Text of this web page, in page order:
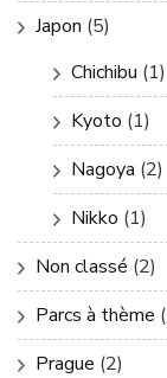
Japon (5)
Chichibu (1)
Kyoto (1)
Nagoya (2)
Nikko (1)
Non classé (2)
Parcs à thème
Prague (2)